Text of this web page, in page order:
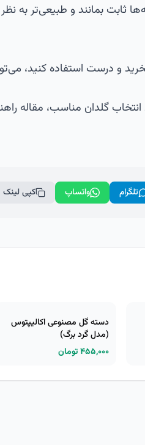
ثابت بمانند و طبیعی‌تر به نظر
و درست استفاده کنید،
گلدان مناسب، مقاله
تلگرام واتساپ کپی لینک
دسته گل مصنوعی اکالیپتوس
(مدل گرد برگ)
۴۵۵,۰۰۰ تومان